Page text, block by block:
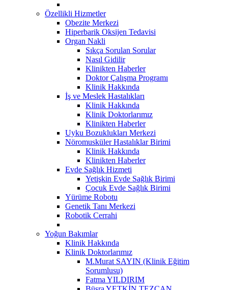
Özellikli Hizmetler
Obezite Merkezi
Hiperbarik Oksijen Tedavisi
Organ Nakli
Sıkça Sorulan Sorular
Nasıl Gidilir
Klinikten Haberler
Doktor Çalışma Programı
Klinik Hakkında
İş ve Meslek Hastalıkları
Klinik Hakkında
Klinik Doktorlarımız
Klinikten Haberler
Uyku Bozuklukları Merkezi
Nöromusküler Hastalıklar Birimi
Klinik Hakkında
Klinikten Haberler
Evde Sağlık Hizmeti
Yetişkin Evde Sağlık Birimi
Çocuk Evde Sağlık Birimi
Yürüme Robotu
Genetik Tanı Merkezi
Robotik Cerrahi
Yoğun Bakımlar
Klinik Hakkında
Klinik Doktorlarımız
M.Murat SAYIN (Klinik Eğitim
Sorumlusu)
Fatma YILDIRIM